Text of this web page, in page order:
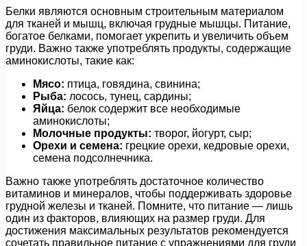
Белки являются основным строительным материалом
для тканей и мышц, включая грудные мышцы. Питание,
богатое белками, помогает укрепить и увеличить объем
груди. Важно также употреблять продукты, содержащие
аминокислоты, такие как:
Мясо: птица, говядина, свинина;
Рыба: лосось, тунец, сардины;
Яйца: белок содержит все необходимые
аминокислоты;
Молочные продукты: творог, йогурт, сыр;
Орехи и семена: грецкие орехи, кедровые орехи,
семена подсолнечника.
Важно также употреблять достаточное количество
витаминов и минералов, чтобы поддерживать здоровье
грудной железы и тканей. Помните, что питание — лишь
один из факторов, влияющих на размер груди. Для
достижения максимальных результатов рекомендуется
сочетать правильное питание с упражнениями для груди